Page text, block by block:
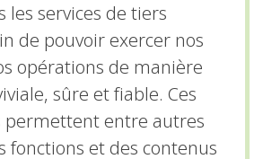
les services de tiers
de pouvoir exercer nos
opérations de manière
sûre et fiable. Ces
permettent entre autres
fonctions et des contenus